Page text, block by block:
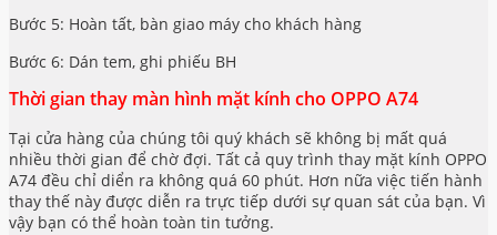
Bước 5: Hoàn tất, bàn giao máy cho khách hàng
Bước 6: Dán tem, ghi phiếu BH
Thời gian thay màn hình mặt kính cho OPPO A74
Tại cửa hàng của chúng tôi quý khách sẽ không bị mất quá
nhiều thời gian để chờ đợi. Tất cả quy trình thay mặt kính OPPO
A74 đều chỉ diển ra không quá 60 phút. Hơn nữa việc tiến hành
thay thế này được diễn ra trực tiếp dưới sự quan sát của bạn. Vì
vậy bạn có thể hoàn toàn tin tưởng.